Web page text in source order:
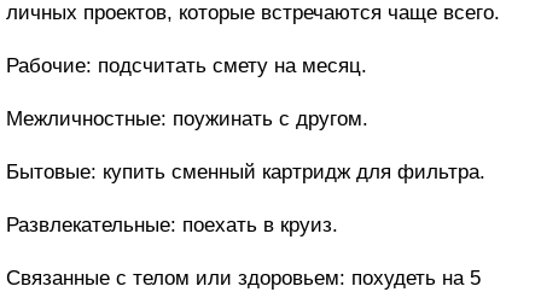
личных проектов, которые встречаются чаще всего.
Рабочие: подсчитать смету на месяц.
Межличностные: поужинать с другом.
Бытовые: купить сменный картридж для фильтра.
Развлекательные: поехать в круиз.
Связанные с телом или здоровьем: похудеть на 5